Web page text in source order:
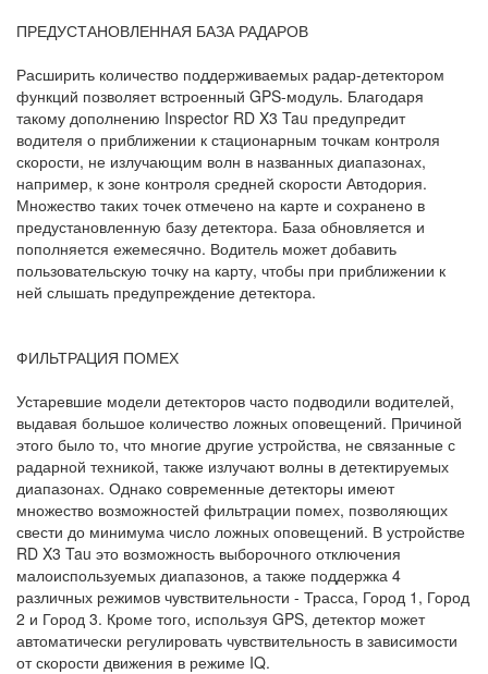
ПРЕДУСТАНОВЛЕННАЯ БАЗА РАДАРОВ
Расширить количество поддерживаемых радар-детектором
функций позволяет встроенный GPS-модуль. Благодаря
такому дополнению Inspector RD X3 Tau предупредит
водителя о приближении к стационарным точкам контроля
скорости, не излучающим волн в названных диапазонах,
например, к зоне контроля средней скорости Автодория.
Множество таких точек отмечено на карте и сохранено в
предустановленную базу детектора. База обновляется и
пополняется ежемесячно. Водитель может добавить
пользовательскую точку на карту, чтобы при приближении к
ней слышать предупреждение детектора.
ФИЛЬТРАЦИЯ ПОМЕХ
Устаревшие модели детекторов часто подводили водителей,
выдавая большое количество ложных оповещений. Причиной
этого было то, что многие другие устройства, не связанные с
радарной техникой, также излучают волны в детектируемых
диапазонах. Однако современные детекторы имеют
множество возможностей фильтрации помех, позволяющих
свести до минимума число ложных оповещений. В устройстве
RD X3 Tau это возможность выборочного отключения
малоиспользуемых диапазонов, а также поддержка 4
различных режимов чувствительности - Трасса, Город 1, Город
2 и Город 3. Кроме того, используя GPS, детектор может
автоматически регулировать чувствительность в зависимости
от скорости движения в режиме IQ.